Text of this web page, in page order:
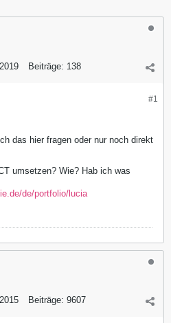
Beiträge: 138
#1
das hier fragen oder nur noch direkt
umsetzen? Wie? Hab ich was
de/portfolio/lucia
Beiträge: 9607